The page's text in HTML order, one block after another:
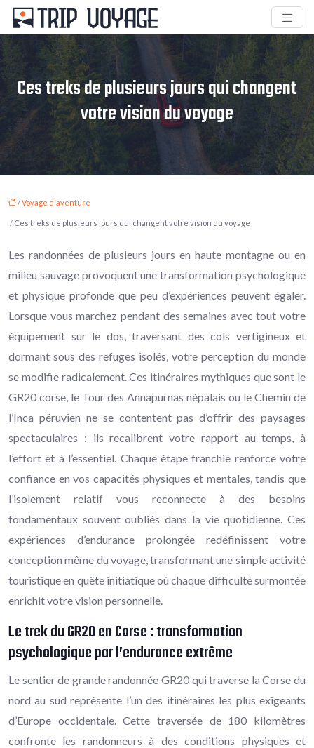
Ces treks de plusieurs jours qui changent
votre vision du voyage
/Voyage d'aventure
/ Ces treks de plusieurs jours qui changent votre vision du voyage
Les randonnées de plusieurs jours en haute montagne ou en
milieu sauvage provoquent une transformation psychologique
et physique profonde que peu d’expériences peuvent égaler.
Lorsque vous marchez pendant des semaines avec tout votre
équipement sur le dos, traversant des cols vertigineux et
dormant sous des refuges isolés, votre perception du monde
se modifie radicalement. Ces itinéraires mythiques que sont le
GR20 corse, le Tour des Annapurnas népalais ou le Chemin de
l’Inca péruvien ne se contentent pas d’offrir des paysages
spectaculaires : ils recalibrent votre rapport au temps, à
l’effort et à l’essentiel. Chaque étape franchie renforce votre
confiance en vos capacités physiques et mentales, tandis que
l’isolement relatif vous reconnecte à des besoins
fondamentaux souvent oubliés dans la vie quotidienne. Ces
expériences d’endurance prolongée redéfinissent votre
conception même du voyage, transformant une simple activité
touristique en quête initiatique où chaque difficulté surmontée
enrichit votre vision personnelle.
Le trek du GR20 en Corse : transformation
psychologique par l’endurance extrême
Le sentier de grande randonnée GR20 qui traverse la Corse du
nord au sud représente l’un des itinéraires les plus exigeants
d’Europe occidentale. Cette traversée de 180 kilomètres
confronte les randonneurs à des conditions physiques et